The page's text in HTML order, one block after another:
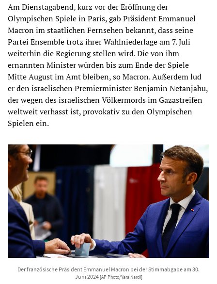
Am Dienstagabend, kurz vor der Eröffnung der
Olympischen Spiele in Paris, gab Präsident Emmanuel
Macron im staatlichen Fernsehen bekannt, dass seine
Partei Ensemble trotz ihrer Wahlniederlage am 7. Juli
weiterhin die Regierung stellen wird. Die von ihm
ernannten Minister würden bis zum Ende der Spiele
Mitte August im Amt bleiben, so Macron. Außerdem lud
er den israelischen Premierminister Benjamin Netanjahu,
der wegen des israelischen Völkermords im Gazastreifen
weltweit verhasst ist, provokativ zu den Olympischen
Spielen ein.
Der französische Präsident Emmanuel Macron bei der Stimmabgabe am 30.
Juni 2024 [AP Photo/Yara Nardi]